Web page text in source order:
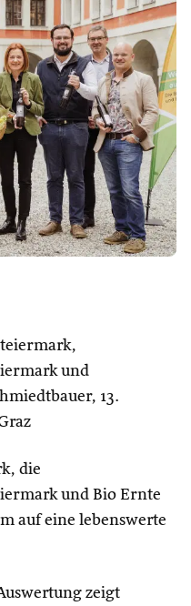
und
13.
die
und Bio Ernte
auf eine lebenswerte
zeigt